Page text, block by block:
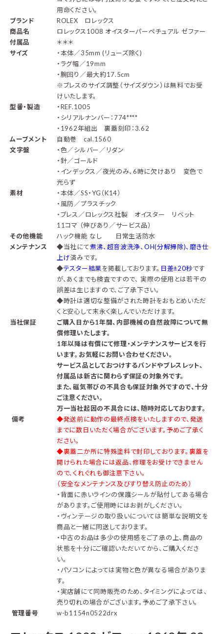
用命ください。
ブランド
ROLEX ロレックス
商品名
ロレックス1008 オイスターパーペチュアル ゼファー
付属品
＊＊＊
サイズ
・本体／35mm (リューズ除く)
・ラグ幅／19mm
・腕回り／最大約17.5cm
※ブレスのサイズ調整（サイズダウン）は無料でお受
けいたします。
型番・製造
・REF.1005
・シリアルナンバー：774****
・1962年組出 裏蓋刻印：3.62
ムーブメント
自動巻 cal.1560
文字盤
・色／シルバー／リダン
・針／ゴールド
・インデックス／夜光のみ、6時に欠けあり 変色で
光らず
素材
・本体／SS・YG（K14）
・風防／プラスチック
・ブレス／ロレックス社製 オイスター リベット
11コマ （伸びあり／サービス品）
その他機能
ハック機能 なし 日常生活防水
メンテナンス
◆当社にて煮沸、超音波洗浄、OH(分解掃除)、磨き仕
上げ済みです。
◆テスター結果を掲載しております。 日差±20秒です
が、あくまでも検査ですので、 実際の使用とは若干の
誤差は生じますので、ご了承下さい。
◆時計は適切な整備がされた時計をおもとめいただ
くと安心して末永く楽しんでいただけます。
当社保証
ご購入日から1年間、内部機械の自然故障について無
償修理いたします。
1年以降は有償にて修理・メンテナンスサービスを行
います。お気軽にお問い合わせください。
サービス品としておつけするバンドやブレスレット、
付属品は新古に関わらず保証の対象外です。
また、磁気帯びの不具合も保証対象外ですので、十分
ご注意ください。
万一当社起因の不具合には、随時対応しております。
備考
◆発送前に動作の最終点検をいたしますので、発送
までに数日いただく場合がございます。予めご了承く
ださい。
◆裏蓋二か所に特殊塗料で封印しております。裏蓋を
開けられた場合には返品、修理をお受けできません
ので、くれぐれも御注意下さい。
（安全なメンテナンス及びすり替え防止のため）
・背面に赤いラインの保護シールが貼付してある場合
があります。ご使用時にはお剥がしください。
・ヴィンテージの取り扱いについては簡単な説明文を
商品と一緒に同送しております。
・中古のお品は多少の使用感をご了承の上、商品の
状態を十分にご確認いただいてから、ご購入くださ
い。
・パソコンによっては実物と色が異なる場合がありま
す。
・実店舗にて同時販売のため、タイミングによっては、
売り切れの場合がございます。予めご了承下さい。
管理番号
w-b1154n0522drx